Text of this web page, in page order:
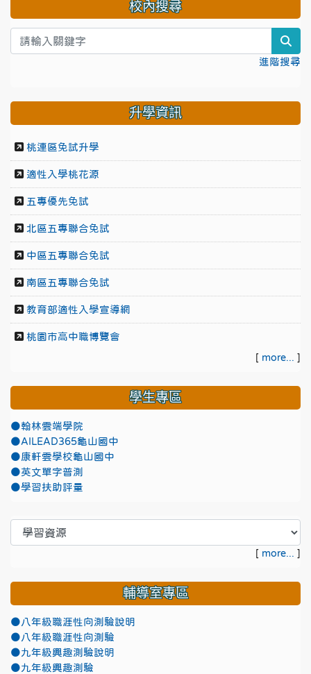
校內搜尋
進階搜尋
升學資訊
桃連區免試升學
適性入學桃花源
五專優先免試
北區五專聯合免試
中區五專聯合免試
南區五專聯合免試
教育部適性入學宣導網
桃園市高中職博覽會
[ more... ]
學生專區
●翰林雲端學院
●AILEAD365龜山國中
●康軒雲學校龜山國中
●英文單字普測
●學習扶助評量
[ more... ]
輔導室專區
●八年級職涯性向測驗說明
●八年級職涯性向測驗
●九年級興趣測驗說明
●九年級興趣測驗